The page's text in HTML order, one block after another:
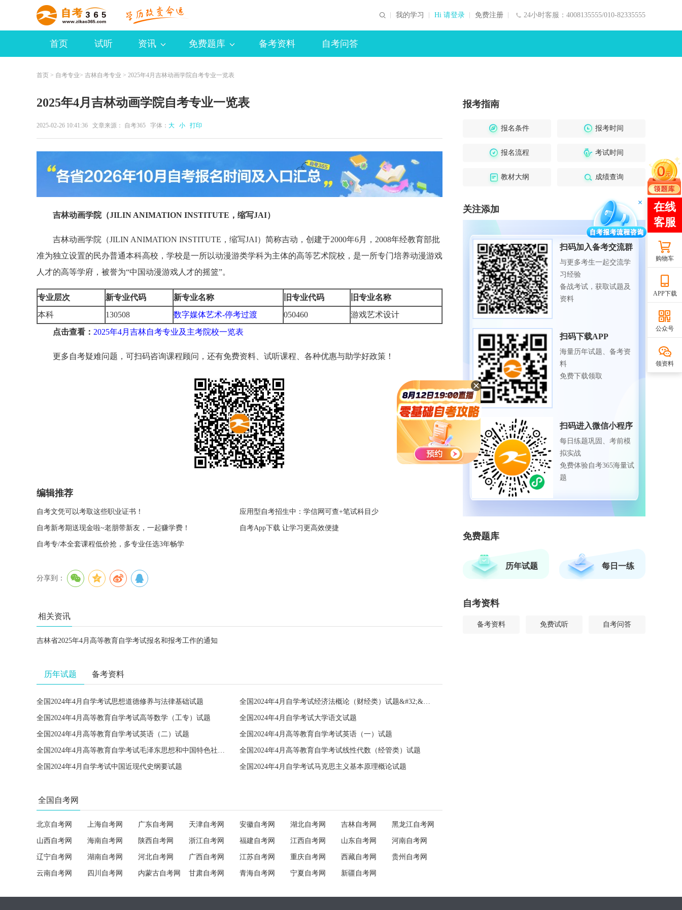
24小时客服：4008135555/010-82335555
我的学习 Hi 请登录 免费注册
首页 试听 资讯 免费题库 备考资料 自考问答
首页 > 自考专业> 吉林自考专业 > 2025年4月吉林动画学院自考专业一览表
2025年4月吉林动画学院自考专业一览表
2025-02-26 10:41:36 文章来源： 自考365 字体： 大 小 打印
吉林动画学院（JILIN ANIMATION INSTITUTE，缩写JAI）
吉林动画学院（JILIN ANIMATION INSTITUTE，缩写JAI）简称吉动，创建于2000年6月，2008年经教育部批
准为独立设置的民办普通本科高校，学校是一所以动漫游类学科为主体的高等艺术院校，是一所专门培养动漫游戏
人才的高等学府，被誉为“中国动漫游戏人才的摇篮”。
专业层次 新专业代码 新专业名称 旧专业代码
旧专业名称
本科
130508 数字媒体艺术-停考过渡 050460
游戏艺术设计
点击查看： 2025年4月吉林自考专业及主考院校一览表
更多自考疑难问题，可扫码咨询课程顾问，还有免费资料、试听课程、各种优惠与助学好政策！
编辑推荐
自考文凭可以考取这些职业证书！ 应用型自考招生中：学信网可查+笔试科目少
自考新考期送现金啦~老朋带新友，一起赚学费！ 自考App下载 让学习更高效便捷
自考专/本全套课程低价抢，多专业任选3年畅学
分享到：
相关资讯
吉林省2025年4月高等教育自学考试报名和报考工作的通知
历年试题 备考资料
全国2024年4月自学考试思想道德修养与法律基础试题 全国2024年4月自学考试经济法概论（财经类）试题&#32;&#32;
全国2024年4月高等教育自学考试高等数学（工专）试题 全国2024年4月自学考试大学语文试题
全国2024年4月高等教育自学考试英语（二）试题 全国2024年4月高等教育自学考试英语（一）试题
全国2024年4月高等教育自学考试毛泽东思想和中国特色社会主义理论体系概论试题 全国2024年4月高等教育自学考试线性代数（经管类）试题
全国2024年4月自学考试中国近现代史纲要试题 全国2024年4月自学考试马克思主义基本原理概论试题
全国自考网
北京自考网 上海自考网 广东自考网 天津自考网 安徽自考网 湖北自考网 吉林自考网 黑龙江自考网
山西自考网 海南自考网 陕西自考网 浙江自考网 福建自考网 江西自考网 山东自考网 河南自考网
辽宁自考网 湖南自考网 河北自考网 广西自考网 江苏自考网 重庆自考网 西藏自考网 贵州自考网
云南自考网 四川自考网 内蒙古自考网 甘肃自考网 青海自考网 宁夏自考网 新疆自考网
报考指南
报名条件 报考时间
报名流程 考试时间
教材大纲 成绩查询
关注添加
扫码加入备考交流群
与更多考生一起交流学
习经验
备战考试，获取试题及
资料
扫码下载APP
海量历年试题、备考资
料
免费下载领取
扫码进入微信小程序
每日练题巩固、考前模
拟实战
免费体验自考365海量试
题
免费题库
历年试题 每日一练
自考资料
备考资料 免费试听 自考问答
购物车
APP下载
公众号
领资料